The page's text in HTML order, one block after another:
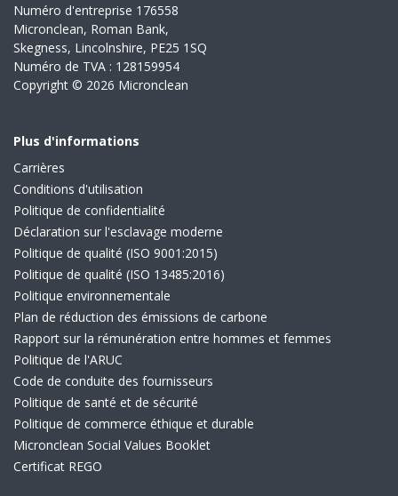
Numéro d'entreprise 176558
Micronclean, Roman Bank,
Skegness, Lincolnshire, PE25 1SQ
Numéro de TVA : 128159954
Copyright © 2026 Micronclean
Plus d'informations
Carrières
Conditions d'utilisation
Politique de confidentialité
Déclaration sur l'esclavage moderne
Politique de qualité (ISO 9001:2015)
Politique de qualité (ISO 13485:2016)
Politique environnementale
Plan de réduction des émissions de carbone
Rapport sur la rémunération entre hommes et femmes
Politique de l'ARUC
Code de conduite des fournisseurs
Politique de santé et de sécurité
Politique de commerce éthique et durable
Micronclean Social Values Booklet
Certificat REGO